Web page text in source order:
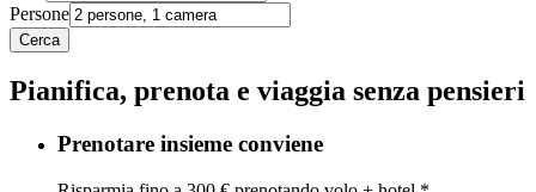
Persone
Cerca
Pianifica, prenota e viaggia senza pensieri
Prenotare insieme conviene